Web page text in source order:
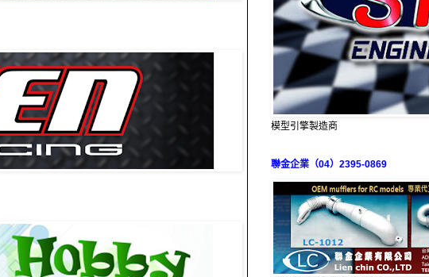
模型引擎製造商
聯金企業（04）2395-0869